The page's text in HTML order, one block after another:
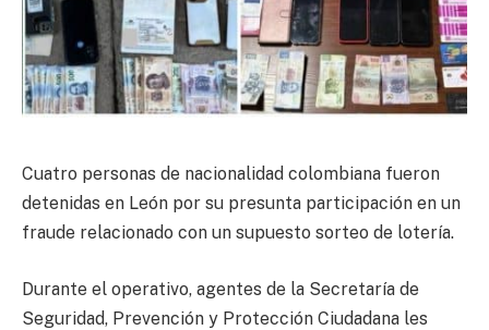
Cuatro personas de nacionalidad colombiana fueron
detenidas en León por su presunta participación en un
fraude relacionado con un supuesto sorteo de lotería.
Durante el operativo, agentes de la Secretaría de
Seguridad, Prevención y Protección Ciudadana les